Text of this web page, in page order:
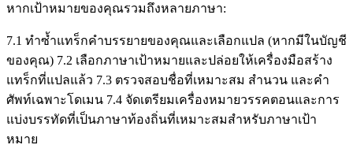
หากเป้าหมายของคุณรวมถึงหลายภาษา:
7.1 ทำซ้ำแทร็กคำบรรยายของคุณและเลือกแปล (หากมีในบัญชี
ของคุณ) 7.2 เลือกภาษาเป้าหมายและปล่อยให้เครื่องมือสร้าง
แทร็กที่แปลแล้ว 7.3 ตรวจสอบชื่อที่เหมาะสม สำนวน และคำ
ศัพท์เฉพาะโดเมน 7.4 จัดเตรียมเครื่องหมายวรรคตอนและการ
แบ่งบรรทัดที่เป็นภาษาท้องถิ่นที่เหมาะสมสำหรับภาษาเป้า
หมาย